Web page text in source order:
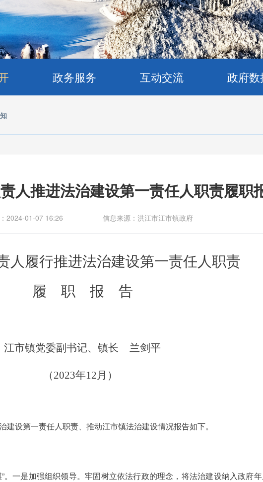
政务服务 互动交流 政府数
人推进法治建设第一责任人职责履职
2024-01-07 16:26 信息来源：洪江市江市镇政府
人履行推进法治建设第一责任人职责
履职报 告
江市镇党委副书记、镇长 兰剑平
（2023年12月）
设第一责任人职责、推动江市镇法治建设情况报告如下。
。一是加强组织领导。牢固树立依法行政的理念，将法治建设纳入政府